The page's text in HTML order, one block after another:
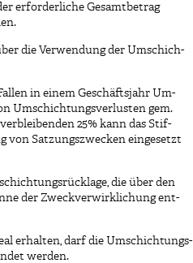
erforderliche Gesamtbetrag
die Verwendung der Umschich-
in einem Geschäftsjahr Um-
Umschichtungsverlusten gem.
25% kann das Stif-
von Satzungszwecken eingesetzt
die über den
der Zweckverwirklichung ent-
erhalten, darf die Umschichtungs-
werden.